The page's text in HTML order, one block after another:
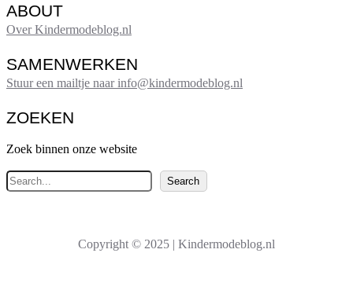
ABOUT
Over Kindermodeblog.nl
SAMENWERKEN
Stuur een mailtje naar info@kindermodeblog.nl
ZOEKEN
Zoek binnen onze website
Z
o
Search
Copyright © 2025 | Kindermodeblog.nl